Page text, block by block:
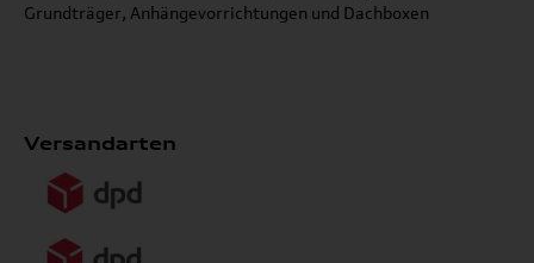
Grundträger, Anhängevorrichtungen und Dachboxen
Versandarten